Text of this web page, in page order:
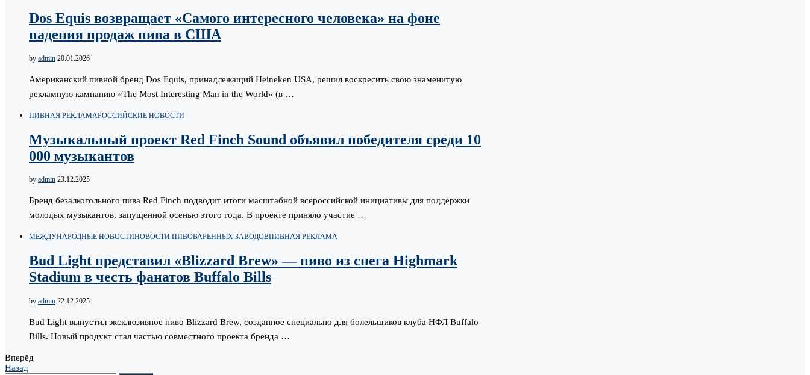
Dos Equis возвращает «Самого интересного человека» на фоне
падения продаж пива в США
by admin 20.01.2026
Американский пивной бренд Dos Equis, принадлежащий Heineken USA, решил воскресить свою знаменитую
рекламную кампанию «The Most Interesting Man in the World» (в …
ПИВНАЯ РЕКЛАМАРОССИЙСКИЕ НОВОСТИ
Музыкальный проект Red Finch Sound объявил победителя среди 10
000 музыкантов
by admin 23.12.2025
Бренд безалкогольного пива Red Finch подводит итоги масштабной всероссийской инициативы для поддержки
молодых музыкантов, запущенной осенью этого года. В проекте приняло участие …
МЕЖДУНАРОДНЫЕ НОВОСТИНОВОСТИ ПИВОВАРЕННЫХ ЗАВОДОВПИВНАЯ РЕКЛАМА
Bud Light представил «Blizzard Brew» — пиво из снега Highmark
Stadium в честь фанатов Buffalo Bills
by admin 22.12.2025
Bud Light выпустил эксклюзивное пиво Blizzard Brew, созданное специально для болельщиков клуба НФЛ Buffalo
Bills. Новый продукт стал частью совместного проекта бренда …
Вперёд
Назад